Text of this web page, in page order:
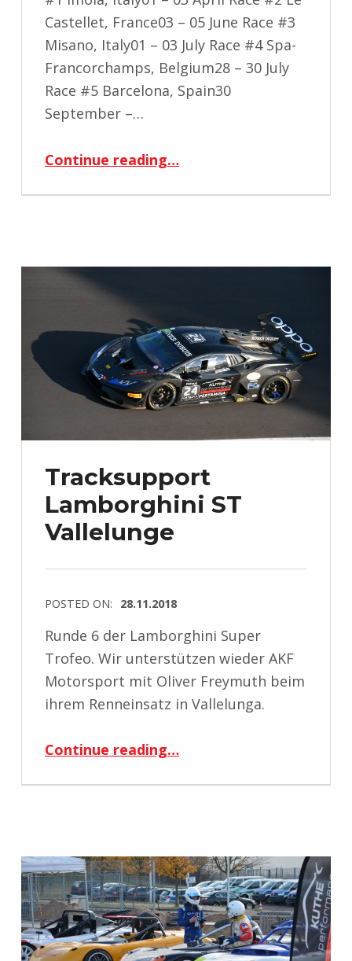
Castellet, France03 – 05 June Race #3
Misano, Italy01 – 03 July Race #4 Spa-
Francorchamps, Belgium28 – 30 July
Race #5 Barcelona, Spain30
September –…
Continue reading…
Tracksupport
Lamborghini ST
Vallelunge
POSTED ON: 28.11.2018
Runde 6 der Lamborghini Super
Trofeo. Wir unterstützen wieder AKF
Motorsport mit Oliver Freymuth beim
ihrem Renneinsatz in Vallelunga.
Continue reading…